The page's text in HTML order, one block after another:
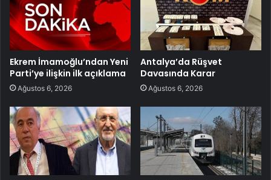
Ekrem İmamoğlu’ndan Yeni
Parti’ye ilişkin ilk açıklama
Ağustos 6, 2026
Antalya’da Rüşvet
Davasında Karar
Ağustos 6, 2026